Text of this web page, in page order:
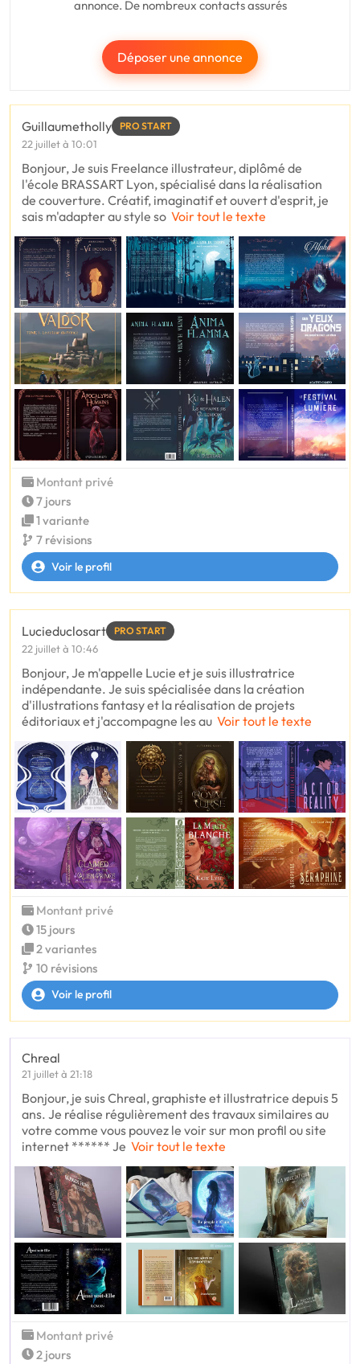
annonce. De nombreux contacts assurés
Déposer une annonce
Guillaumetholly PRO START
22 juillet à 10:01
Bonjour, Je suis Freelance illustrateur, diplômé de
l'école BRASSART Lyon, spécialisé dans la réalisation
de couverture. Créatif, imaginatif et ouvert d'esprit, je
sais m'adapter au style so Voir tout le texte
Montant privé
7 jours
1 variante
7 révisions
Voir le profil
Lucieduclosart PRO START
22 juillet à 10:46
Bonjour, Je m'appelle Lucie et je suis illustratrice
indépendante. Je suis spécialisée dans la création
d'illustrations fantasy et la réalisation de projets
éditoriaux et j'accompagne les au Voir tout le texte
Montant privé
15 jours
2 variantes
10 révisions
Voir le profil
Chreal
21 juillet à 21:18
Bonjour, je suis Chreal, graphiste et illustratrice depuis 5
ans. Je réalise régulièrement des travaux similaires au
votre comme vous pouvez le voir sur mon profil ou site
internet ****** Je Voir tout le texte
Montant privé
2 jours